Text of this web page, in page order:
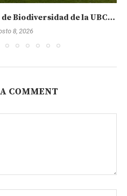
Biodiversidad de la UBC...
8, 2026
COMMENT